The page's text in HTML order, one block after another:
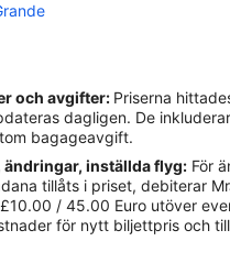
och avgifter: Priserna
dagligen. De
bagageavgift.
inställda flyg: För
tillåts i priset, debiterar
/ 45.00 Euro utöver
för nytt biljettpris och